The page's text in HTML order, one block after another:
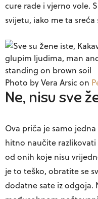
cure rade i vjerno vole.
svijetu, iako me ta sreća
Photo by Vera Arsic on
Ne, nisu sve
Ova priča je samo
hitno naučite
od onih koje nisu
je to teško, obratite se
dodatne sate iz odgoja.